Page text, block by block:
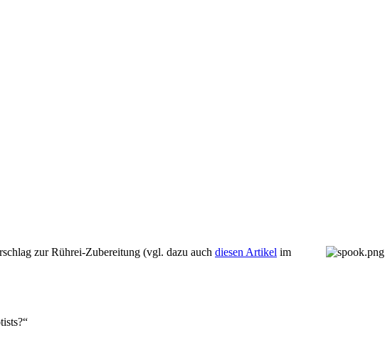
zur Rührei-Zubereitung (vgl. dazu auch diesen Artikel im